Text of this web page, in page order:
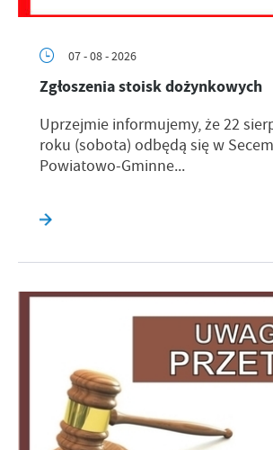
07 - 08 - 2026
Zgłoszenia stoisk dożynkowych
Uprzejmie informujemy, że 22
roku (sobota) odbędą się w
Powiatowo-Gminne...